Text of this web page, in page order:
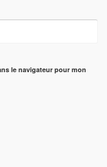
le navigateur pour mon